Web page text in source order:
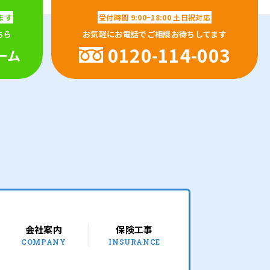
す
ら
ム
受付時間 9:00~18:00 土日祝対応
お気軽にお電話でご相談お待ちしてます
0120-114-003
会社案内
COMPANY
保険工事
INSURANCE